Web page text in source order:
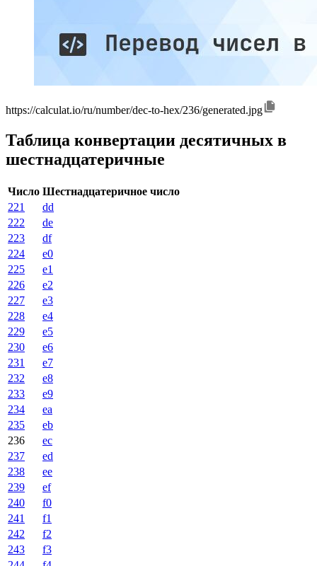
https://calculat.io/ru/number/dec-to-hex/236/generated.jpg
Таблица конвертации десятичных в
шестнадцатеричные
Число Шестнадцатеричное число
221
dd
222
de
223
df
224
e0
225
e1
226
e2
227
e3
228
e4
229
e5
230
e6
231
e7
232
e8
233
e9
234
ea
235
eb
236
ec
237
ed
238
ee
239
ef
240
f0
241
f1
242
f2
243
f3